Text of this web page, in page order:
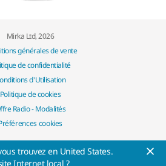
Mirka Ltd, 2026
générales de vente
de confidentialité
d'Utilisation
Politique de cookies
Radio - Modalités
cookies
trouvez en United States.
Internet local ?